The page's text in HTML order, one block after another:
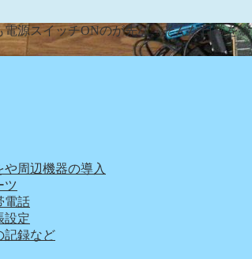
電源スイッチONのが先な、そんな日常を
や周辺機器の導入
ツ
電話
設定
記録など